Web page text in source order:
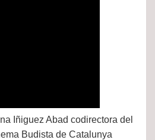
Iñiguez Abad codirectora del
Budista de Catalunya